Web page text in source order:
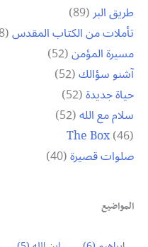
طريق البر(89)
تأملات من الكتاب المقدس(78)
مسيرة المؤمن(52)
آشنو سؤالك(52)
حياة جديدة(52)
سلام مع الله(52)
The Box(46)
صلوات قصيرة(40)
المواضيع